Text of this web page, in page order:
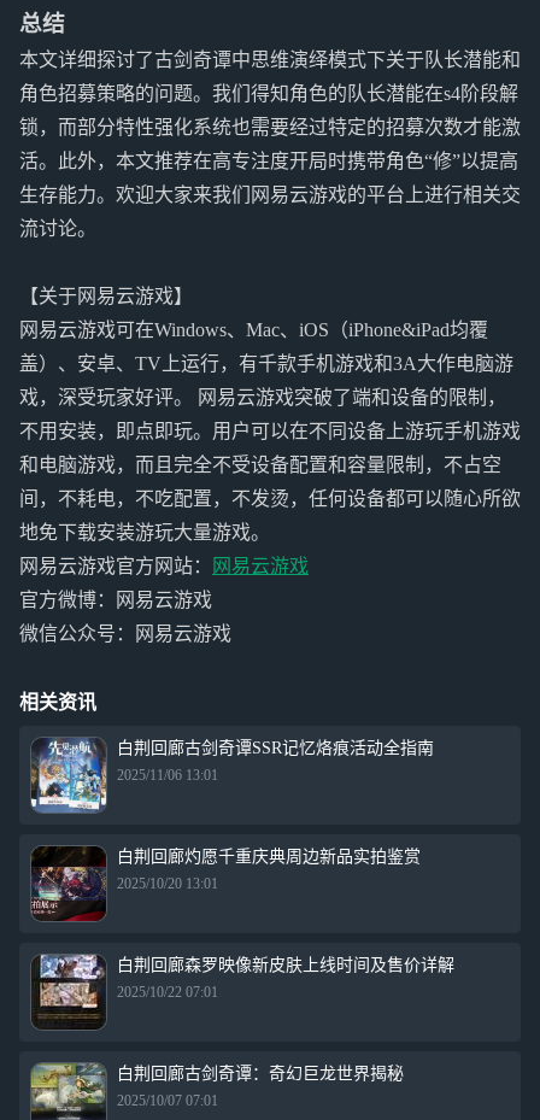
总结
本文详细探讨了古剑奇谭中思维演绎模式下关于队长潜能和
角色招募策略的问题。我们得知角色的队长潜能在s4阶段解
锁，而部分特性强化系统也需要经过特定的招募次数才能激
活。此外，本文推荐在高专注度开局时携带角色“修”以提高
生存能力。欢迎大家来我们网易云游戏的平台上进行相关交
流讨论。
【关于网易云游戏】
网易云游戏可在Windows、Mac、iOS（iPhone&iPad均覆
盖）、安卓、TV上运行，有千款手机游戏和3A大作电脑游
戏，深受玩家好评。 网易云游戏突破了端和设备的限制，
不用安装，即点即玩。用户可以在不同设备上游玩手机游戏
和电脑游戏，而且完全不受设备配置和容量限制，不占空
间，不耗电，不吃配置，不发烫，任何设备都可以随心所欲
地免下载安装游玩大量游戏。
网易云游戏官方网站：
网易云游戏
官方微博：网易云游戏
微信公众号：网易云游戏
相关资讯
白荆回廊古剑奇谭SSR记忆烙痕活动全指南
2025/11/06 13:01
白荆回廊灼愿千重庆典周边新品实拍鉴赏
2025/10/20 13:01
白荆回廊森罗映像新皮肤上线时间及售价详解
2025/10/22 07:01
白荆回廊古剑奇谭：奇幻巨龙世界揭秘
2025/10/07 07:01